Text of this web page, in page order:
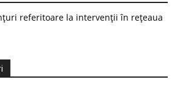
referitoare la intervenții în rețeaua